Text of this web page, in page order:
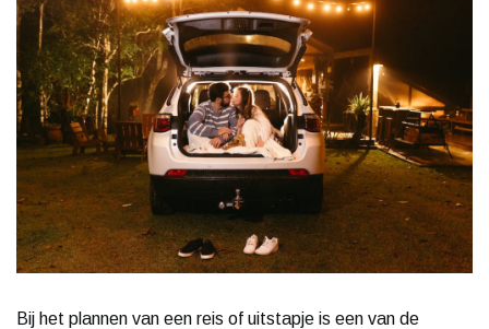
Bij het plannen van een reis of uitstapje is een van de